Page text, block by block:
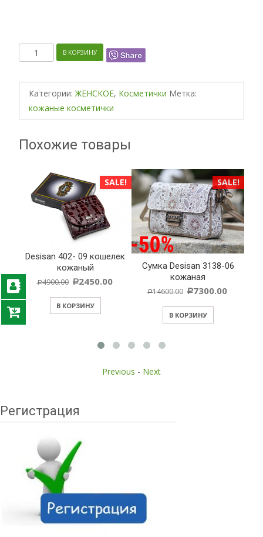
КоличествоВ КОРЗИНУ
Категории: ЖЕНСКОЕ, Косметички Метка:
кожаные косметички
Похожие товары
SALE!
Desisan 402- 09 кошелек
кожаный
Р4900.00 Р2450.00
В КОРЗИНУ
SALE!
Cумка Desisan 3138-06
кожаная
Р14600.00 Р7300.00
В КОРЗИНУ
Previous - Next
Регистрация